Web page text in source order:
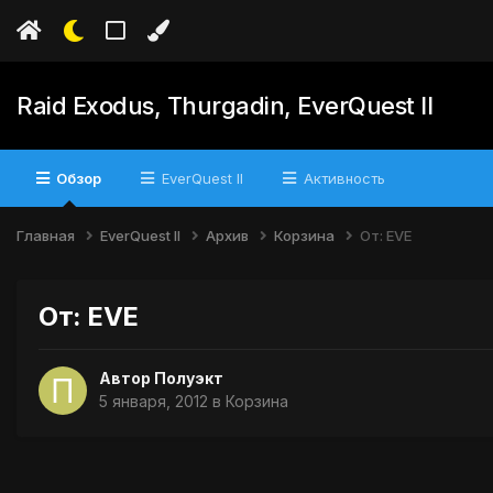
Raid Exodus, Thurgadin, EverQuest II
Обзор EverQuest II Активность
Главная EverQuest II Архив Корзина От: EVE
От: EVE
Автор Полуэкт
5 января, 2012 в Корзина